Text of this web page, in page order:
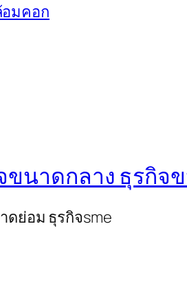
มคอก
ขนาดกลาง ธุรกิจ
ดย่อม ธุรกิจsme